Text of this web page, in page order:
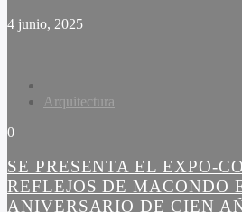
4 junio, 2025
Arquitectura
0
SE PRESENTA EL EXPO-
REFLEJOS DE MACONDO
ANIVERSARIO DE CIEN